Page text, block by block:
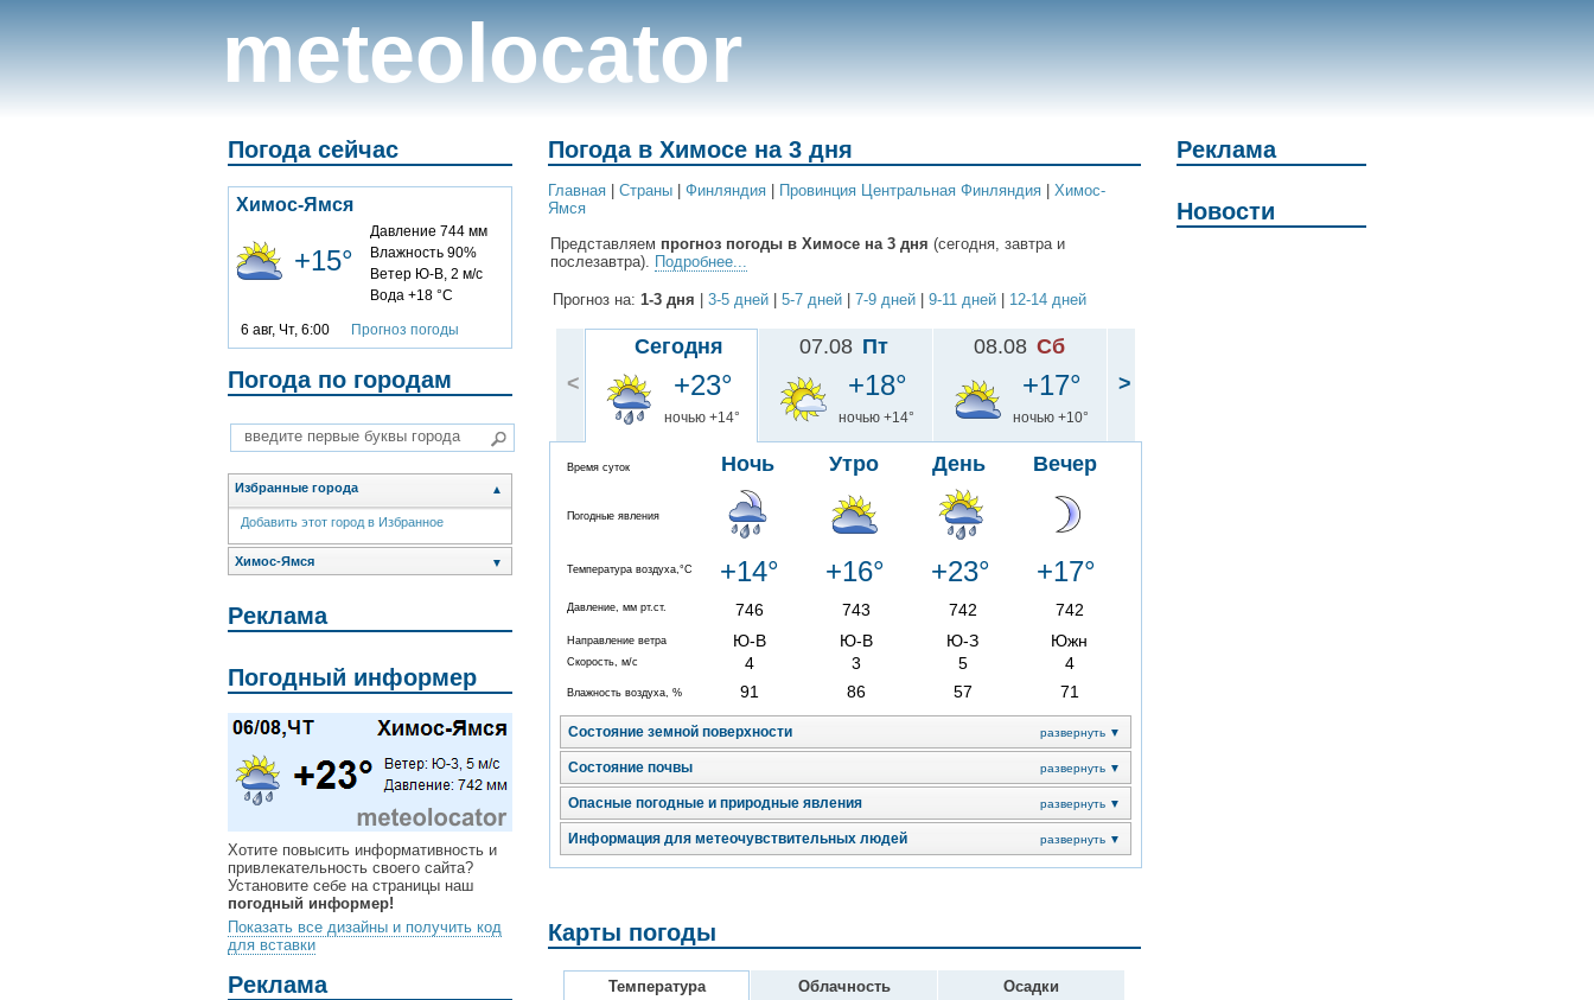
meteolocator
Погода сейчас
Химос-Ямся
+15°
Давление 744 мм
Влажность 90%
Ветер Ю-В, 2 м/с
Вода +18 °C
6 авг, Чт, 6:00 Прогноз погоды
Погода по городам
Избранные города ▲
Добавить этот город в Избранное
Химос-Ямся ▼
Реклама
Погодный информер
Хотите повысить информативность и
привлекательность своего сайта?
Установите себе на страницы наш
погодный информер!
Показать все дизайны и получить код
для вставки
Реклама
Погода в Химосе на 3 дня
Главная Cтраны Финляндия Провинция Центральная Финляндия
Химос-
Ямся
Представляем прогноз погоды в Химосе на 3 дня (сегодня, завтра и
послезавтра). Подробнее...
Прогноз на: 1-3 дня 3-5 дней 5-7 дней 7-9 дней 9-11 дней 12-14 дней
<
Сегодня
+23°
ночью +14°
Время суток Ночь Утро День Вечер
Погодные явления
Температура воздуха,°C +14° +16° +23° +17°
Давление, мм рт.ст. 746 743 742 742
Направление ветра Ю-В Ю-В Ю-З Южн
Скорость, м/с 4 3 5 4
Влажность воздуха, % 91 86 57 71
Состояние земной поверхности развернуть ▼
Состояние почвы развернуть ▼
Опасные погодные и природные явления развернуть ▼
Информация для метеочувствительных людей развернуть ▼
07.08 Пт
+18°
ночью +14°
08.08 Сб
+17°
ночью +10°
>
Карты погоды
Температура Облачность Осадки
Реклама
Новости